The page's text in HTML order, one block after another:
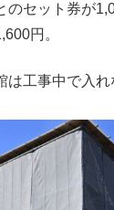
のセット券が
円。
は工事中で入